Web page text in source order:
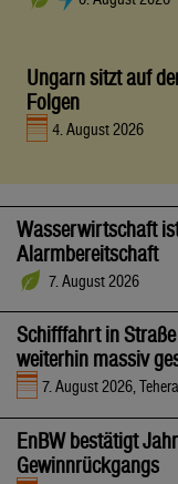
Ungarn sitzt auf
Folgen
4. August 2026
Wasserwirtschaft
Alarmbereitschaft
7. August 2026
Schifffahrt in
weiterhin massiv
7. August 2026,
EnBW bestätigt
Gewinnrückgangs